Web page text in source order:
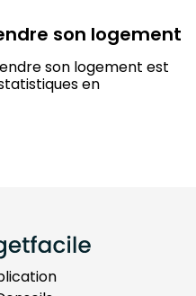
son logement
son logement est
en